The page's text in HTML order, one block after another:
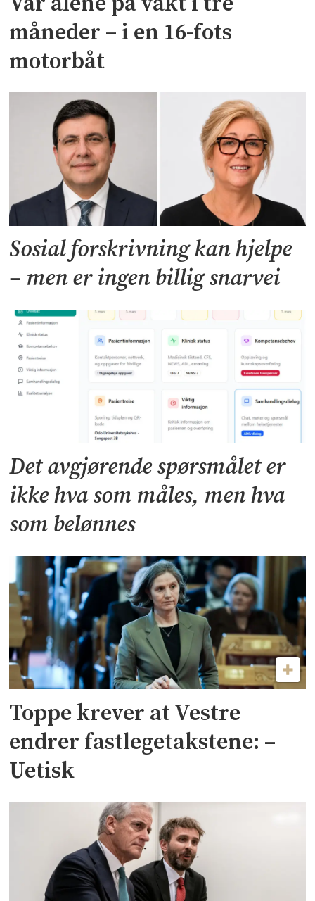
måneder – i en 16-fots
motorbåt
Sosial forskrivning kan hjelpe
– men er ingen billig snarvei
Det avgjørende spørsmålet er
ikke hva som måles, men hva
som belønnes
Toppe krever at Vestre
endrer fastlegetakstene: –
Uetisk